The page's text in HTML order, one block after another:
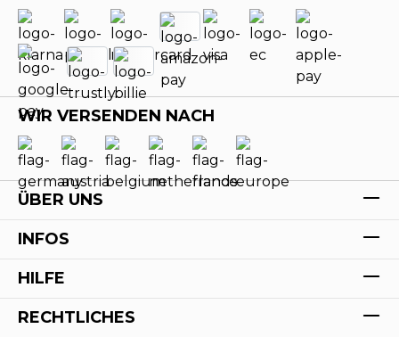
WIR VERSENDEN NACH
ÜBER UNS
INFOS
HILFE
RECHTLICHES